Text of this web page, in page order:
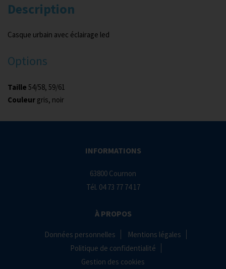
Description
Casque urbain avec éclairage led
Options
Taille 54/58, 59/61
Couleur gris, noir
INFORMATIONS
63800 Cournon
Tél. 04 73 77 74 17
À PROPOS
Données personnelles
Mentions légales
Politique de confidentialité
Gestion des cookies